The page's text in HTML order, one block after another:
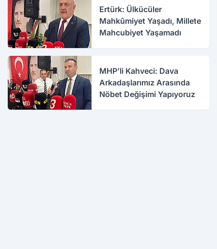
Ertürk: Ülkücüler
Mahkûmiyet Yaşadı, Millete
Mahcubiyet Yaşamadı
MHP’li Kahveci: Dava
Arkadaşlarımız Arasında
Nöbet Değişimi Yapıyoruz